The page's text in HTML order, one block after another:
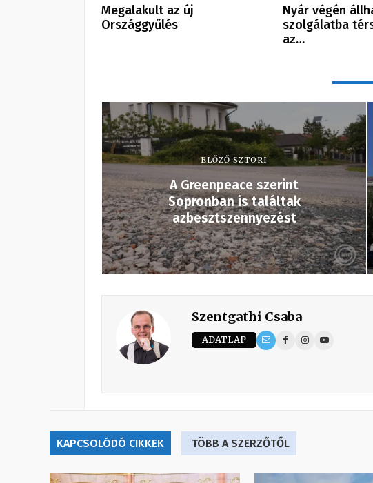
Megalakult az új
Országgyűlés
Nyár végén
szolgálatba
az…
ELŐZŐ SZTORI
A Greenpeace szerint
Sopronban is találtak
azbesztszennyezést
Szentgathi Csaba
ADATLAP
KAPCSOLÓDÓ CIKKEK TÖBB A SZERZŐTŐL